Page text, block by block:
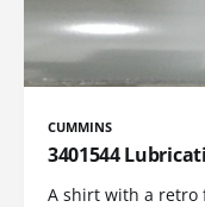
CUMMINS
3401544
A shirt with a retro